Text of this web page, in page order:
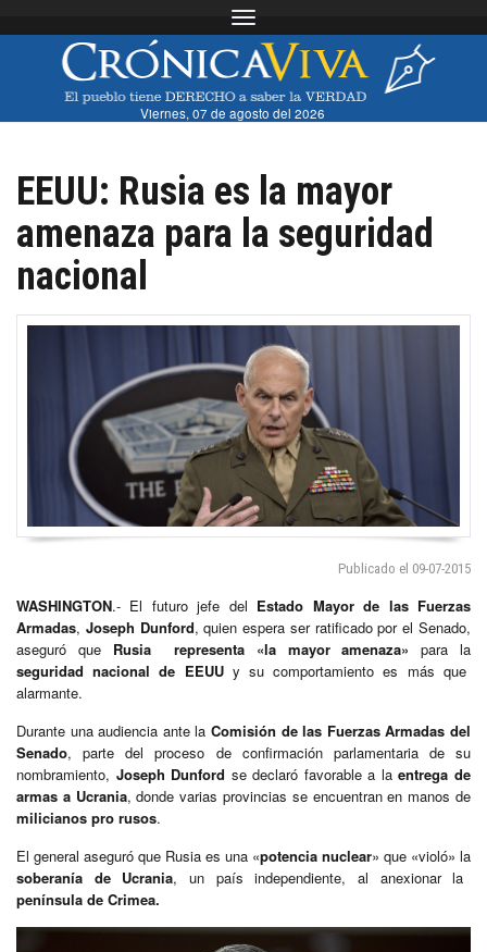
Toggle navigation
Viernes, 07 de agosto del 2026
EEUU: Rusia es la mayor
amenaza para la seguridad
nacional
Publicado el 09-07-2015
WASHINGTON.- El futuro jefe del Estado Mayor de las Fuerzas
Armadas, Joseph Dunford, quien espera ser ratificado por el Senado,
aseguró que Rusia representa «la mayor amenaza» para la
seguridad nacional de EEUUy su comportamiento es más que
alarmante.
Durante una audiencia ante la Comisión de las Fuerzas Armadas del
Senado, parte del proceso de confirmación parlamentaria de su
nombramiento, Joseph Dunford se declaró favorable a laentrega de
armas a Ucrania, donde varias provincias se encuentran en manos de
milicianos pro rusos.
El general aseguró que Rusia es una «potencia nuclear» que «violó» la
soberanía de Ucrania, un país independiente, al anexionar la
península de Crimea.